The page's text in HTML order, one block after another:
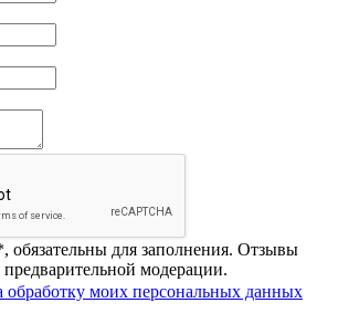
, обязательны для заполнения. Отзывы
модерации.
обработку моих персональных данных